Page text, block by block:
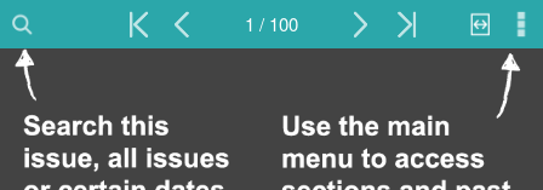
1 / 100